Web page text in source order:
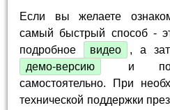
Если вы желаете
самый быстрый способ -
подробное
видео
, а
демо-версию
и
самостоятельно. При
технической поддержки